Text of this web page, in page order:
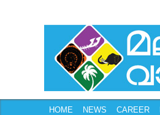
HOME NEWS CAREER